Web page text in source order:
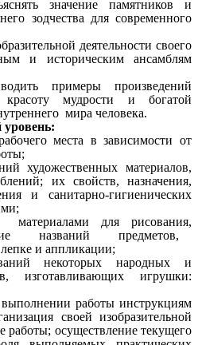
значение памятников и
зодчества для современного
деятельности своего
и историческим ансамблям
примеры произведений
мудрости и богатой
мира человека.
места в зависимости от
художественных материалов,
их свойств, назначения,
и санитарно-гигиенических
материалами для рисования,
названий предметов,
и аппликации;
некоторых народных и
изготавливающих игрушки:
работы инструкциям
своей изобразительной
работы; осуществление текущего